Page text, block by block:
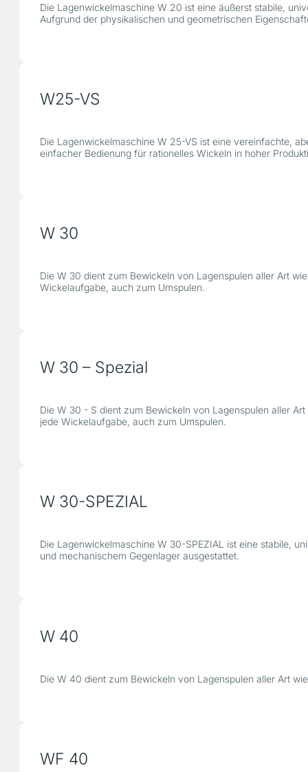
Die Lagenwickelmaschine W 20 ist eine äußerst stabile,
Aufgrund der physikalischen und geometrischen
W25-VS
Die Lagenwickelmaschine W 25-VS ist eine vereinfachte,
einfacher Bedienung für rationelles Wickeln in hoher
W 30
Die W 30 dient zum Bewickeln von Lagenspulen aller Art
Wickelaufgabe, auch zum Umspulen.
W 30 – Spezial
Die W 30 - S dient zum Bewickeln von Lagenspulen aller
jede Wickelaufgabe, auch zum Umspulen.
W 30-SPEZIAL
Die Lagenwickelmaschine W 30-SPEZIAL ist eine stabile,
und mechanischem Gegenlager ausgestattet.
W 40
Die W 40 dient zum Bewickeln von Lagenspulen aller Art
WF 40